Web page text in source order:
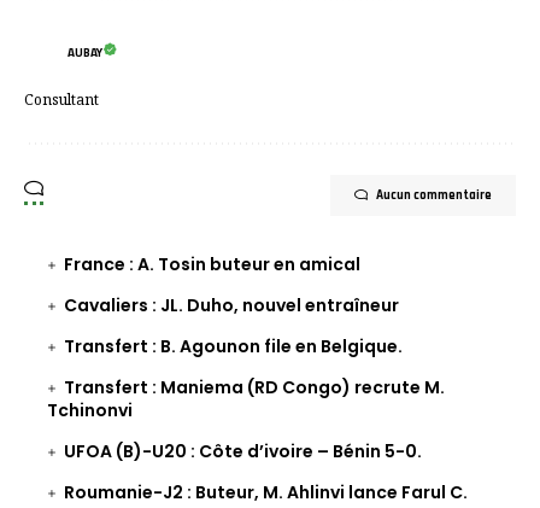
AUBAY
Consultant
Aucun commentaire
France : A. Tosin buteur en amical
Cavaliers : JL. Duho, nouvel entraîneur
Transfert : B. Agounon file en Belgique.
Transfert : Maniema (RD Congo) recrute M.
Tchinonvi
UFOA (B)-U20 : Côte d’ivoire – Bénin 5-0.
Roumanie-J2 : Buteur, M. Ahlinvi lance Farul C.